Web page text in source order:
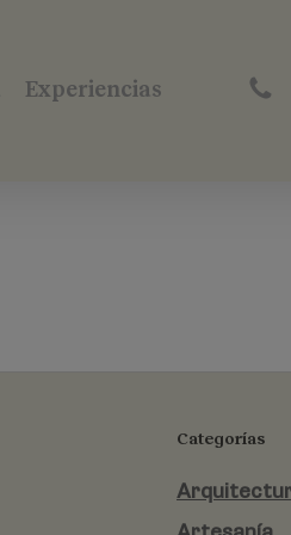
Experiencias
Categorías